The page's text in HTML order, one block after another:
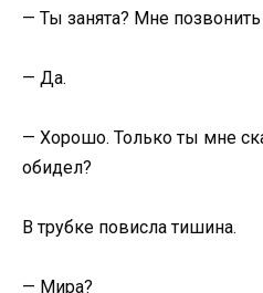
— Ты занята? Мне
— Да.
— Хорошо. Только ты мне
обидел?
В трубке повисла тишина.
— Мира?